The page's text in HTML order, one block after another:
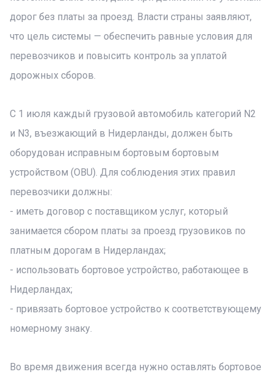
дорог без платы за проезд. Власти страны заявляют,
что цель системы — обеспечить равные условия для
перевозчиков и повысить контроль за уплатой
дорожных сборов.
С 1 июля каждый грузовой автомобиль категорий N2
и N3, въезжающий в Нидерланды, должен быть
оборудован исправным бортовым бортовым
устройством (OBU). Для соблюдения этих правил
перевозчики должны:
- иметь договор с поставщиком услуг, который
занимается сбором платы за проезд грузовиков по
платным дорогам в Нидерландах;
- использовать бортовое устройство, работающее в
Нидерландах;
- привязать бортовое устройство к соответствующему
номерному знаку.
Во время движения всегда нужно оставлять бортовое